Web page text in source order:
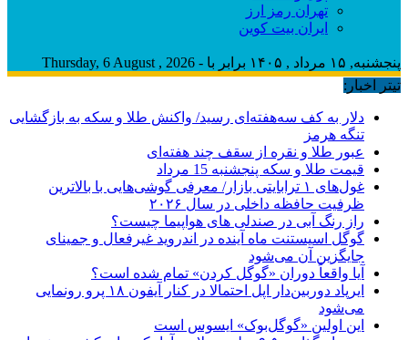
تهران رمز ارز
ایران بیت کوین
پنجشنبه, ۱۵ مرداد , ۱۴۰۵ برابر با - Thursday, 6 August , 2026
تیتر اخبار:
دلار به کف سه‌هفته‌ای رسید/ واکنش طلا و سکه به بازگشایی
تنگه هرمز
عبور طلا و نقره از سقف چند هفته‌ای
قیمت طلا و سکه پنجشنبه 15 مرداد
غول‌های ۱ ترابایتی بازار/ معرفی گوشی‌هایی با بالاترین
ظرفیت حافظه داخلی در سال ۲۰۲۶
راز رنگ آبی در صندلی های هواپیما چیست؟
گوگل اسیستنت ماه آینده در اندروید غیرفعال و جمینای
جایگزین آن می‌شود
آیا واقعاً دوران «گوگل کردن» تمام شده است؟
ایرپاد دوربین‌دار اپل احتمالا در کنار آیفون ۱۸ پرو رونمایی
می‌شود
این اولین «گوگل‌بوک» ایسوس است